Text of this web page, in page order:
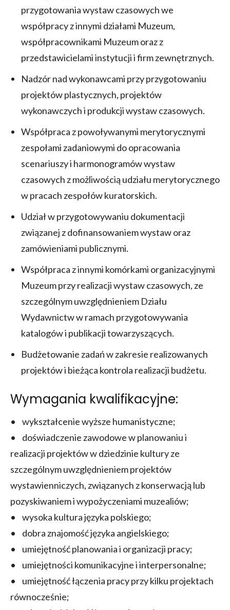
przygotowania wystaw czasowych we
współpracy z innymi działami Muzeum,
współpracownikami Muzeum oraz z
przedstawicielami instytucji i firm zewnętrznych.
Nadzór nad wykonawcami przy przygotowaniu
projektów plastycznych, projektów
wykonawczych i produkcji wystaw czasowych.
Współpraca z powoływanymi merytorycznymi
zespołami zadaniowymi do opracowania
scenariuszy i harmonogramów wystaw
czasowych z możliwością udziału merytorycznego
w pracach zespołów kuratorskich.
Udział w przygotowywaniu dokumentacji
związanej z dofinansowaniem wystaw oraz
zamówieniami publicznymi.
Współpraca z innymi komórkami organizacyjnymi
Muzeum przy realizacji wystaw czasowych, ze
szczególnym uwzględnieniem Działu
Wydawnictw w ramach przygotowywania
katalogów i publikacji towarzyszących.
Budżetowanie zadań w zakresie realizowanych
projektów i bieżąca kontrola realizacji budżetu.
Wymagania kwalifikacyjne:
• wykształcenie wyższe humanistyczne;
• doświadczenie zawodowe w planowaniu i
realizacji projektów w dziedzinie kultury ze
szczególnym uwzględnieniem projektów
wystawienniczych, związanych z konserwacją lub
pozyskiwaniem i wypożyczeniami muzealiów;
• wysoka kultura języka polskiego;
• dobra znajomość języka angielskiego;
• umiejętność planowania i organizacji pracy;
• umiejętności komunikacyjne i interpersonalne;
• umiejętność łączenia pracy przy kilku projektach
równocześnie;